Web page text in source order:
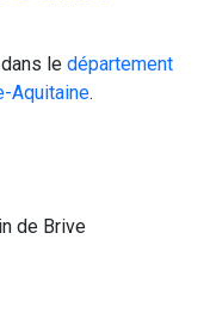
le département
Aquitaine.
de Brive